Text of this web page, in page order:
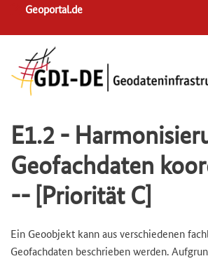
navigation
Geoportal.de
E1.2 -
Geofachdaten
-- [Priorität C]
Ein Geoobjekt kann aus verschiedenen
Geofachdaten beschrieben werden.